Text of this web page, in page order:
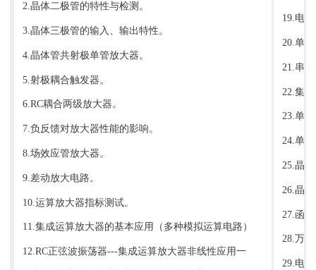
2.晶体二极管的特性与检测。
3.晶体三极管的输入、输出特性。
4.晶体管共射极单管放大器。
5.射极耦合触发器。
6.RC耦合两级放大器。
7.负反馈对放大器性能的影响。
8.场效应管放大器。
9.差动放大电路。
10.运算放大器指标测试。
11.集成运算放大器的基本应用（多种模拟运算电路）
12.RC正弦波振荡器---集成运算放大器非线性应用一
19.电
20.单
21.串
22.集
23.单
24.单
25.晶
26.晶
27.函
28.万
29.电